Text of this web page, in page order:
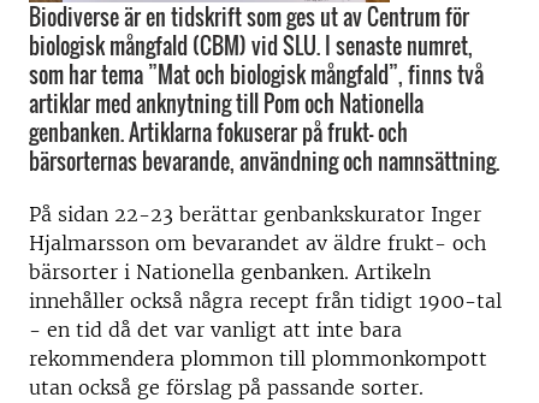
Biodiverse är en tidskrift som ges ut av Centrum för
biologisk mångfald (CBM) vid SLU. I senaste numret,
som har tema ”Mat och biologisk mångfald”, finns två
artiklar med anknytning till Pom och Nationella
genbanken. Artiklarna fokuserar på frukt- och
bärsorternas bevarande, användning och namnsättning.
På sidan 22-23 berättar genbankskurator Inger
Hjalmarsson om bevarandet av äldre frukt- och
bärsorter i Nationella genbanken. Artikeln
innehåller också några recept från tidigt 1900-tal
- en tid då det var vanligt att inte bara
rekommendera plommon till plommonkompott
utan också ge förslag på passande sorter.